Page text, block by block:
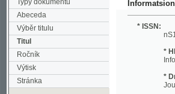
Abeceda
Výběr titulu
Titul
Ročník
Výtisk
Stránka
* ISSN:
nS165
* Hlavní
* Druh
*